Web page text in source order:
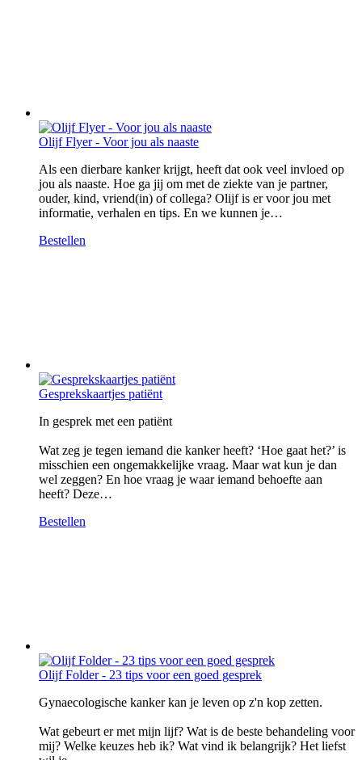
Olijf Flyer - Voor jou als naaste
Als een dierbare kanker krijgt, heeft dat ook veel invloed op
jou als naaste. Hoe ga jij om met de ziekte van je partner,
ouder, kind, vriend(in) of collega? Olijf is er voor jou met
informatie, verhalen en tips. En we kunnen je…
Bestellen
Gesprekskaartjes patiënt
In gesprek met een patiënt
Wat zeg je tegen iemand die kanker heeft? ‘Hoe gaat het?’ is
misschien een ongemakkelijke vraag. Maar wat kun je dan
wel zeggen? En hoe vraag je waar iemand behoefte aan
heeft? Deze…
Bestellen
Olijf Folder - 23 tips voor een goed gesprek
Gynaecologische kanker kan je leven op z'n kop zetten.
Wat gebeurt er met mijn lijf? Wat is de beste behandeling voor
mij? Welke keuzes heb ik? Wat vind ik belangrijk? Het liefst